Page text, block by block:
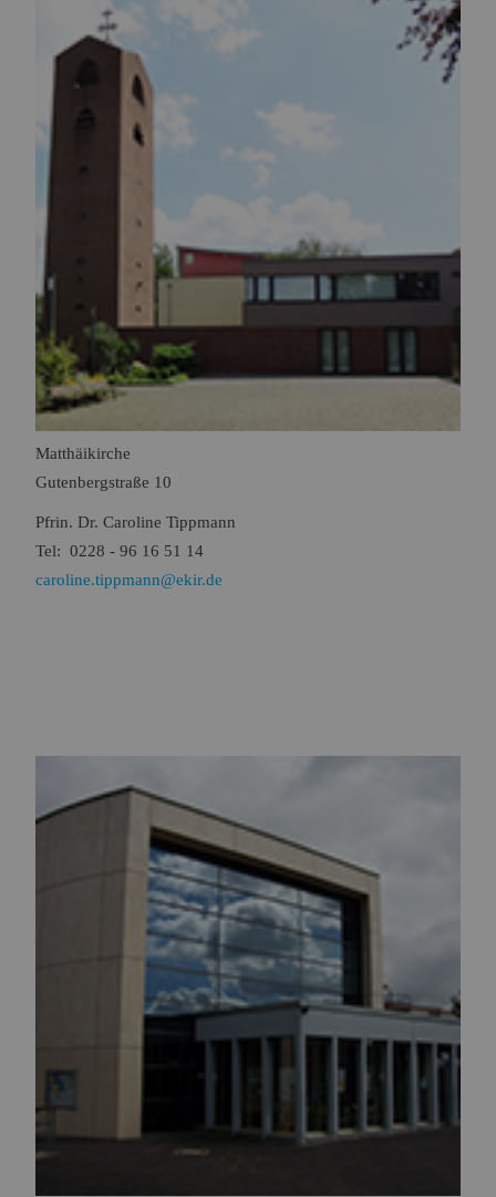
Matthäikirche
Gutenbergstraße 10
Pfrin. Dr. Caroline Tippmann
Tel: 0228 - 96 16 51 14
caroline.tippmann@ekir.de